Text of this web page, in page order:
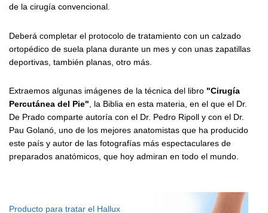
de la cirugía convencional.
Deberá completar el protocolo de tratamiento con un calzado
ortopédico de suela plana durante un mes y con unas zapatillas
deportivas, también planas, otro más.
Extraemos algunas imágenes de la técnica del libro "Cirugía
Percutánea del Pie" , la Biblia en esta materia, en el que el Dr.
De Prado comparte autoría con el Dr. Pedro Ripoll y con el Dr.
Pau Golanó, uno de los mejores anatomistas que ha producido
este país y autor de las fotografías más espectaculares de
preparados anatómicos, que hoy admiran en todo el mundo.
Producto para tratar el Hallux